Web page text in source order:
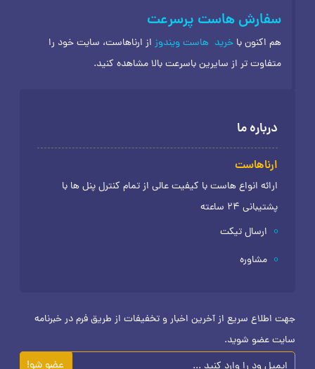
سفارش هاست پرسرعت
هم اکنون با خرید هاست ویندوزاز ارناهاست، سایت خود را
متفاوت تر از سایرین باسرعت بالا مشاهده کنید.
درباره ما
ارناهاست
ارائه انواع هاست با کیفیت عالی از تمام کنترل پنل ها با
پشتیبانی 24 ساعته
ارسال تیکت
مشاوره
جهت اطلاع سریع از آخرین اخبار و تخفیفات از طریق فرم در خبرنامه
سایت عضو شوید.